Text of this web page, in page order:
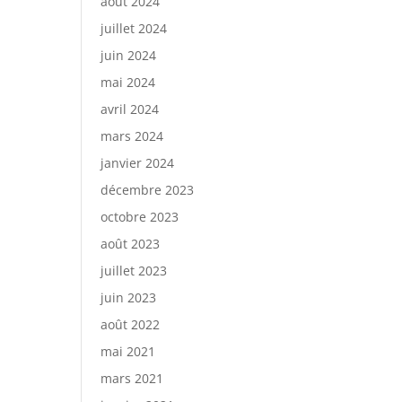
juillet 2024
juin 2024
mai 2024
avril 2024
mars 2024
janvier 2024
décembre 2023
octobre 2023
août 2023
juillet 2023
juin 2023
août 2022
mai 2021
mars 2021